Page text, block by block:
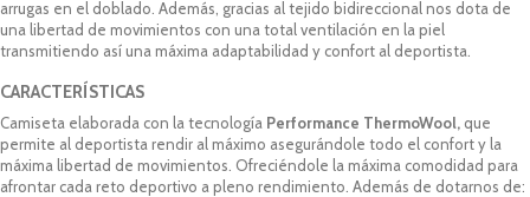
arrugas en el doblado. Además, gracias al tejido bidireccional nos dota de
una libertad de movimientos con una total ventilación en la piel
transmitiendo así una máxima adaptabilidad y confort al deportista.
CARACTERÍSTICAS
Camiseta elaborada con la tecnología Performance ThermoWool, que
permite al deportista rendir al máximo asegurándole todo el confort y la
máxima libertad de movimientos. Ofreciéndole la máxima comodidad para
afrontar cada reto deportivo a pleno rendimiento. Además de dotarnos de: